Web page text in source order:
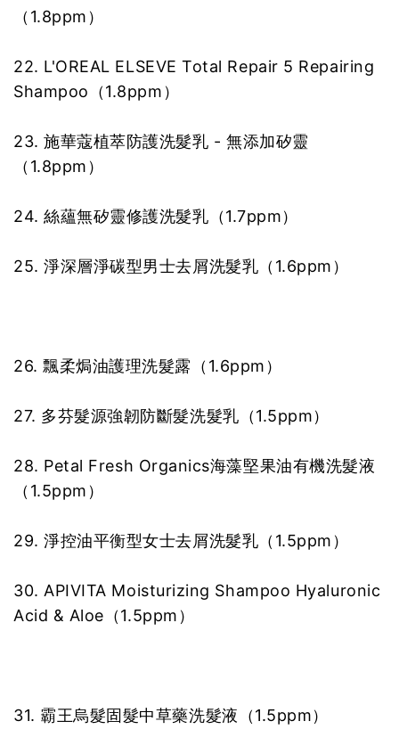
（1.8ppm）
22. L'OREAL ELSEVE Total Repair 5 Repairing
Shampoo（1.8ppm）
23. 施華蔻植萃防護洗髮乳 - 無添加矽靈
（1.8ppm）
24. 絲蘊無矽靈修護洗髮乳（1.7ppm）
25. 淨深層淨碳型男士去屑洗髮乳（1.6ppm）
26. 飄柔焗油護理洗髮露（1.6ppm）
27. 多芬髮源強韌防斷髮洗髮乳（1.5ppm）
28. Petal Fresh Organics海藻堅果油有機洗髮液
（1.5ppm）
29. 淨控油平衡型女士去屑洗髮乳（1.5ppm）
30. APIVITA Moisturizing Shampoo Hyaluronic
Acid & Aloe（1.5ppm）
31. 霸王烏髮固髮中草藥洗髮液（1.5ppm）